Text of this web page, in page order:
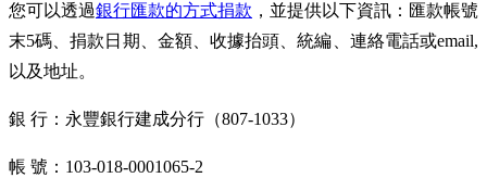
您可以透過銀行匯款的方式捐款 ，並提供以下資訊：匯款帳號
末5碼、捐款日期、金額、收據抬頭、統編、連絡電話或email,
以及地址。
銀 行：永豐銀行建成分行（807-1033）
帳 號：103-018-0001065-2